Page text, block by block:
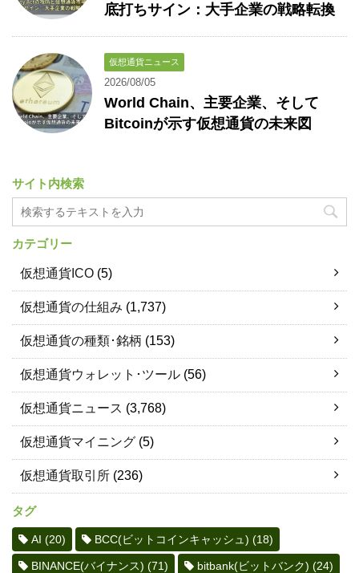
底打ちサイン：大手企業の戦略転換
仮想通貨ニュース
2026/08/05
World Chain、主要企業、そして
Bitcoinが示す仮想通貨の未来図
サイト内検索
カテゴリー
仮想通貨ICO (5)
仮想通貨の仕組み (1,737)
仮想通貨の種類･銘柄 (153)
仮想通貨ウォレット･ツール (56)
仮想通貨ニュース (3,768)
仮想通貨マイニング (5)
仮想通貨取引所 (236)
タグ
AI (20) BCC(ビットコインキャッシュ) (18)
BINANCE(バイナンス) (71) bitbank(ビットバンク) (24)